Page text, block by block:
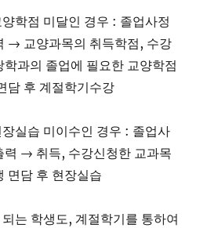
학점 미달인 경우 : 졸업사정
→ 교양과목의 취득학점, 수강
과의 졸업에 필요한 교양학점
담 후 계절학기수강
실습 미이수인 경우 : 졸업사
력 → 취득, 수강신청한 교과목
면담 후 현장실습
는 학생도, 계절학기를 통하여